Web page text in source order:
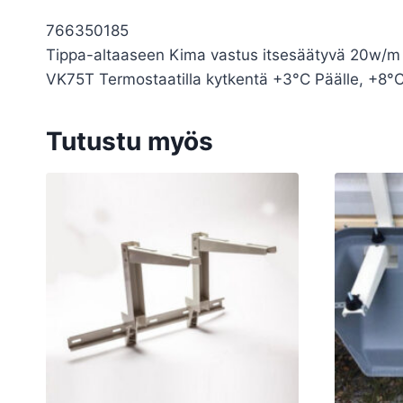
766350185
Tippa-altaaseen Kima vastus itsesäätyvä 20w/m
VK75T Termostaatilla kytkentä +3°C Päälle,
Tutustu myös